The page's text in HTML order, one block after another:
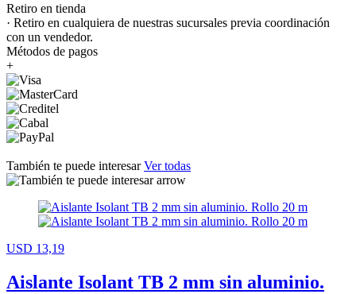
Retiro en tienda
· Retiro en cualquiera de nuestras sucursales previa coordinación
con un vendedor.
Métodos de pagos
+
También te puede interesarVer todas
USD 13,19
Aislante Isolant TB 2 mm sin aluminio.